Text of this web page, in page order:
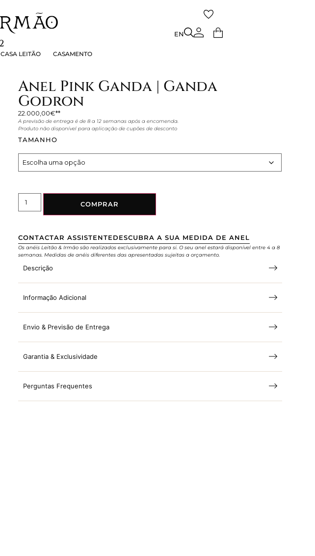
CASA LEITÃO CASAMENTO
EN
CASA LEITÃO
Anel Pink Ganda | Ganda
Godron
22.000,00€
A previsão de entrega é de 8 a 12 semanas após a encomenda.
Produto não disponível para aplicação de cupões de desconto
TAMANHO
COMPRAR
CONTACTAR ASSISTENTEDESCUBRA A SUA MEDIDA DE ANEL
Os anéis Leitão & Irmão são realizados exclusivamente para si. O seu anel estará disponível entre 4 a 8
semanas. Medidas de anéis diferentes das apresentadas sujeitas a orçamento.
Descrição
Informação Adicional
Envio & Previsão de Entrega
Garantia & Exclusividade
Perguntas Frequentes